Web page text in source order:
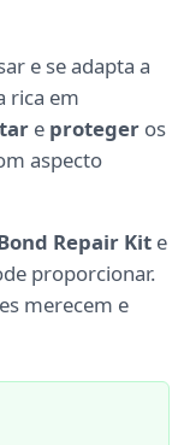
e se adapta a
rica em
e proteger os
aspecto
Repair Kit e
proporcionar.
merecem e